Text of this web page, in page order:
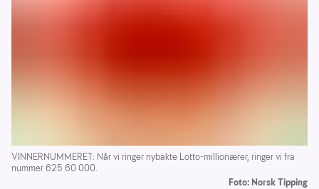
VINNERNUMMERET: Når vi ringer nybakte Lotto-millionærer, ringer vi fra
nummer 625 60 000.
Foto: Norsk Tipping